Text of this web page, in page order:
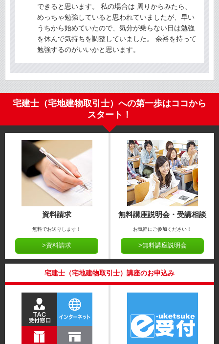
できると思います。 私の場合は 周りからみたら、
めっちゃ勉強していると思われていましたが、早い
うちから始めていたので、気分が乗らない日は勉強
を休んで気持ちを調整していました。 余裕を持って
勉強するのがいいかと思います。
宅建士（宅地建物取引士）への第一歩はココから
スタート！
資料請求
無料でお送りします！
>資料請求
無料講座説明会・受講相談
お気軽にご参加ください！
>無料講座説明会
宅建士（宅地建物取引士）講座のお申込み